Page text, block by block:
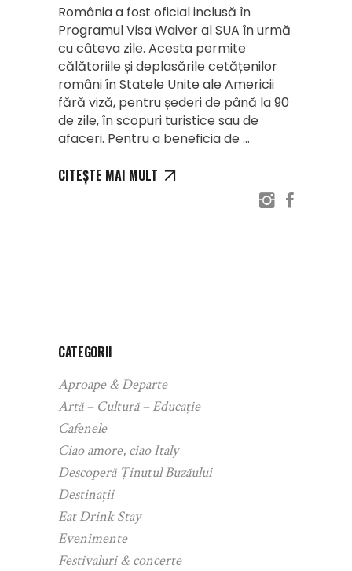
România a fost oficial inclusă în
Programul Visa Waiver al SUA în urmă
cu câteva zile. Acesta permite
călătoriile și deplasările cetățenilor
români în Statele Unite ale Americii
fără viză, pentru șederi de până la 90
de zile, în scopuri turistice sau de
afaceri. Pentru a beneficia de
CITEȘTE MAI MULT
CATEGORII
Aproape & Departe
Artă – Cultură – Educație
Cafenele
Ciao amore, ciao Italy
Descoperă Ținutul Buzăului
Destinații
Eat Drink Stay
Evenimente
Festivaluri & concerte